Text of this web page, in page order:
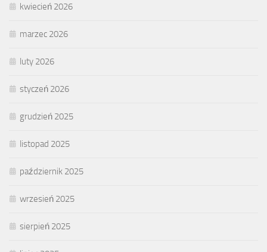
kwiecień 2026
marzec 2026
luty 2026
styczeń 2026
grudzień 2025
listopad 2025
październik 2025
wrzesień 2025
sierpień 2025